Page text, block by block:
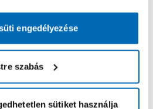
engedélyezése
szabás
sütiket használja